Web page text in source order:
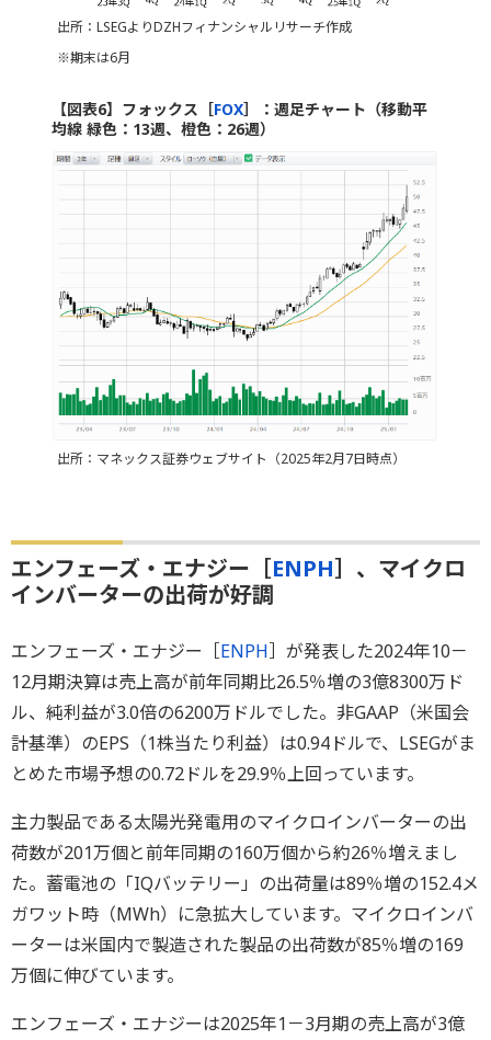
出所：LSEGよりDZHフィナンシャルリサーチ作成
※期末は6月
【図表6】フォックス［FOX］：週足チャート（移動平
均線 緑色：13週、橙色：26週）
出所：マネックス証券ウェブサイト（2025年2月7日時点）
エンフェーズ・エナジー［ENPH］、マイクロ
インバーターの出荷が好調
エンフェーズ・エナジー［ENPH］が発表した2024年10－
12月期決算は売上高が前年同期比26.5％増の3億8300万ド
ル、純利益が3.0倍の6200万ドルでした。非GAAP（米国会
計基準）のEPS（1株当たり利益）は0.94ドルで、LSEGがま
とめた市場予想の0.72ドルを29.9％上回っています。
主力製品である太陽光発電用のマイクロインバーターの出
荷数が201万個と前年同期の160万個から約26％増えまし
た。蓄電池の「IQバッテリー」の出荷量は89％増の152.4メ
ガワット時（MWh）に急拡大しています。マイクロインバ
ーターは米国内で製造された製品の出荷数が85％増の169
万個に伸びています。
エンフェーズ・エナジーは2025年1－3月期の売上高が3億